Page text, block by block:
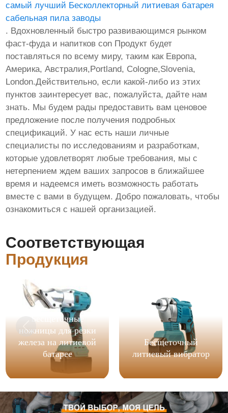
самый лучший Бесколлекторный литиевая батарея
сабельная пила заводы
. Вдохновленный быстро развивающимся рынком
фаст-фуда и напитков con Продукт будет
поставляться по всему миру, таким как Европа,
Америка, Австралия,Portland, Cologne,Slovenia,
London.Действительно, если какой-либо из этих
пунктов заинтересует вас, пожалуйста, дайте нам
знать. Мы будем рады предоставить вам ценовое
предложение после получения подробных
спецификаций. У нас есть наши личные
специалисты по исследованиям и разработкам,
которые удовлетворят любые требования, мы с
нетерпением ждем ваших запросов в ближайшее
время и надеемся иметь возможность работать
вместе с вами в будущем. Добро пожаловать, чтобы
ознакомиться с нашей организацией.
Соответствующая
Продукция
Бесщеточные
ножницы для резки
железа на литиевой
батарее
Бесщеточный
литиевый вибратор